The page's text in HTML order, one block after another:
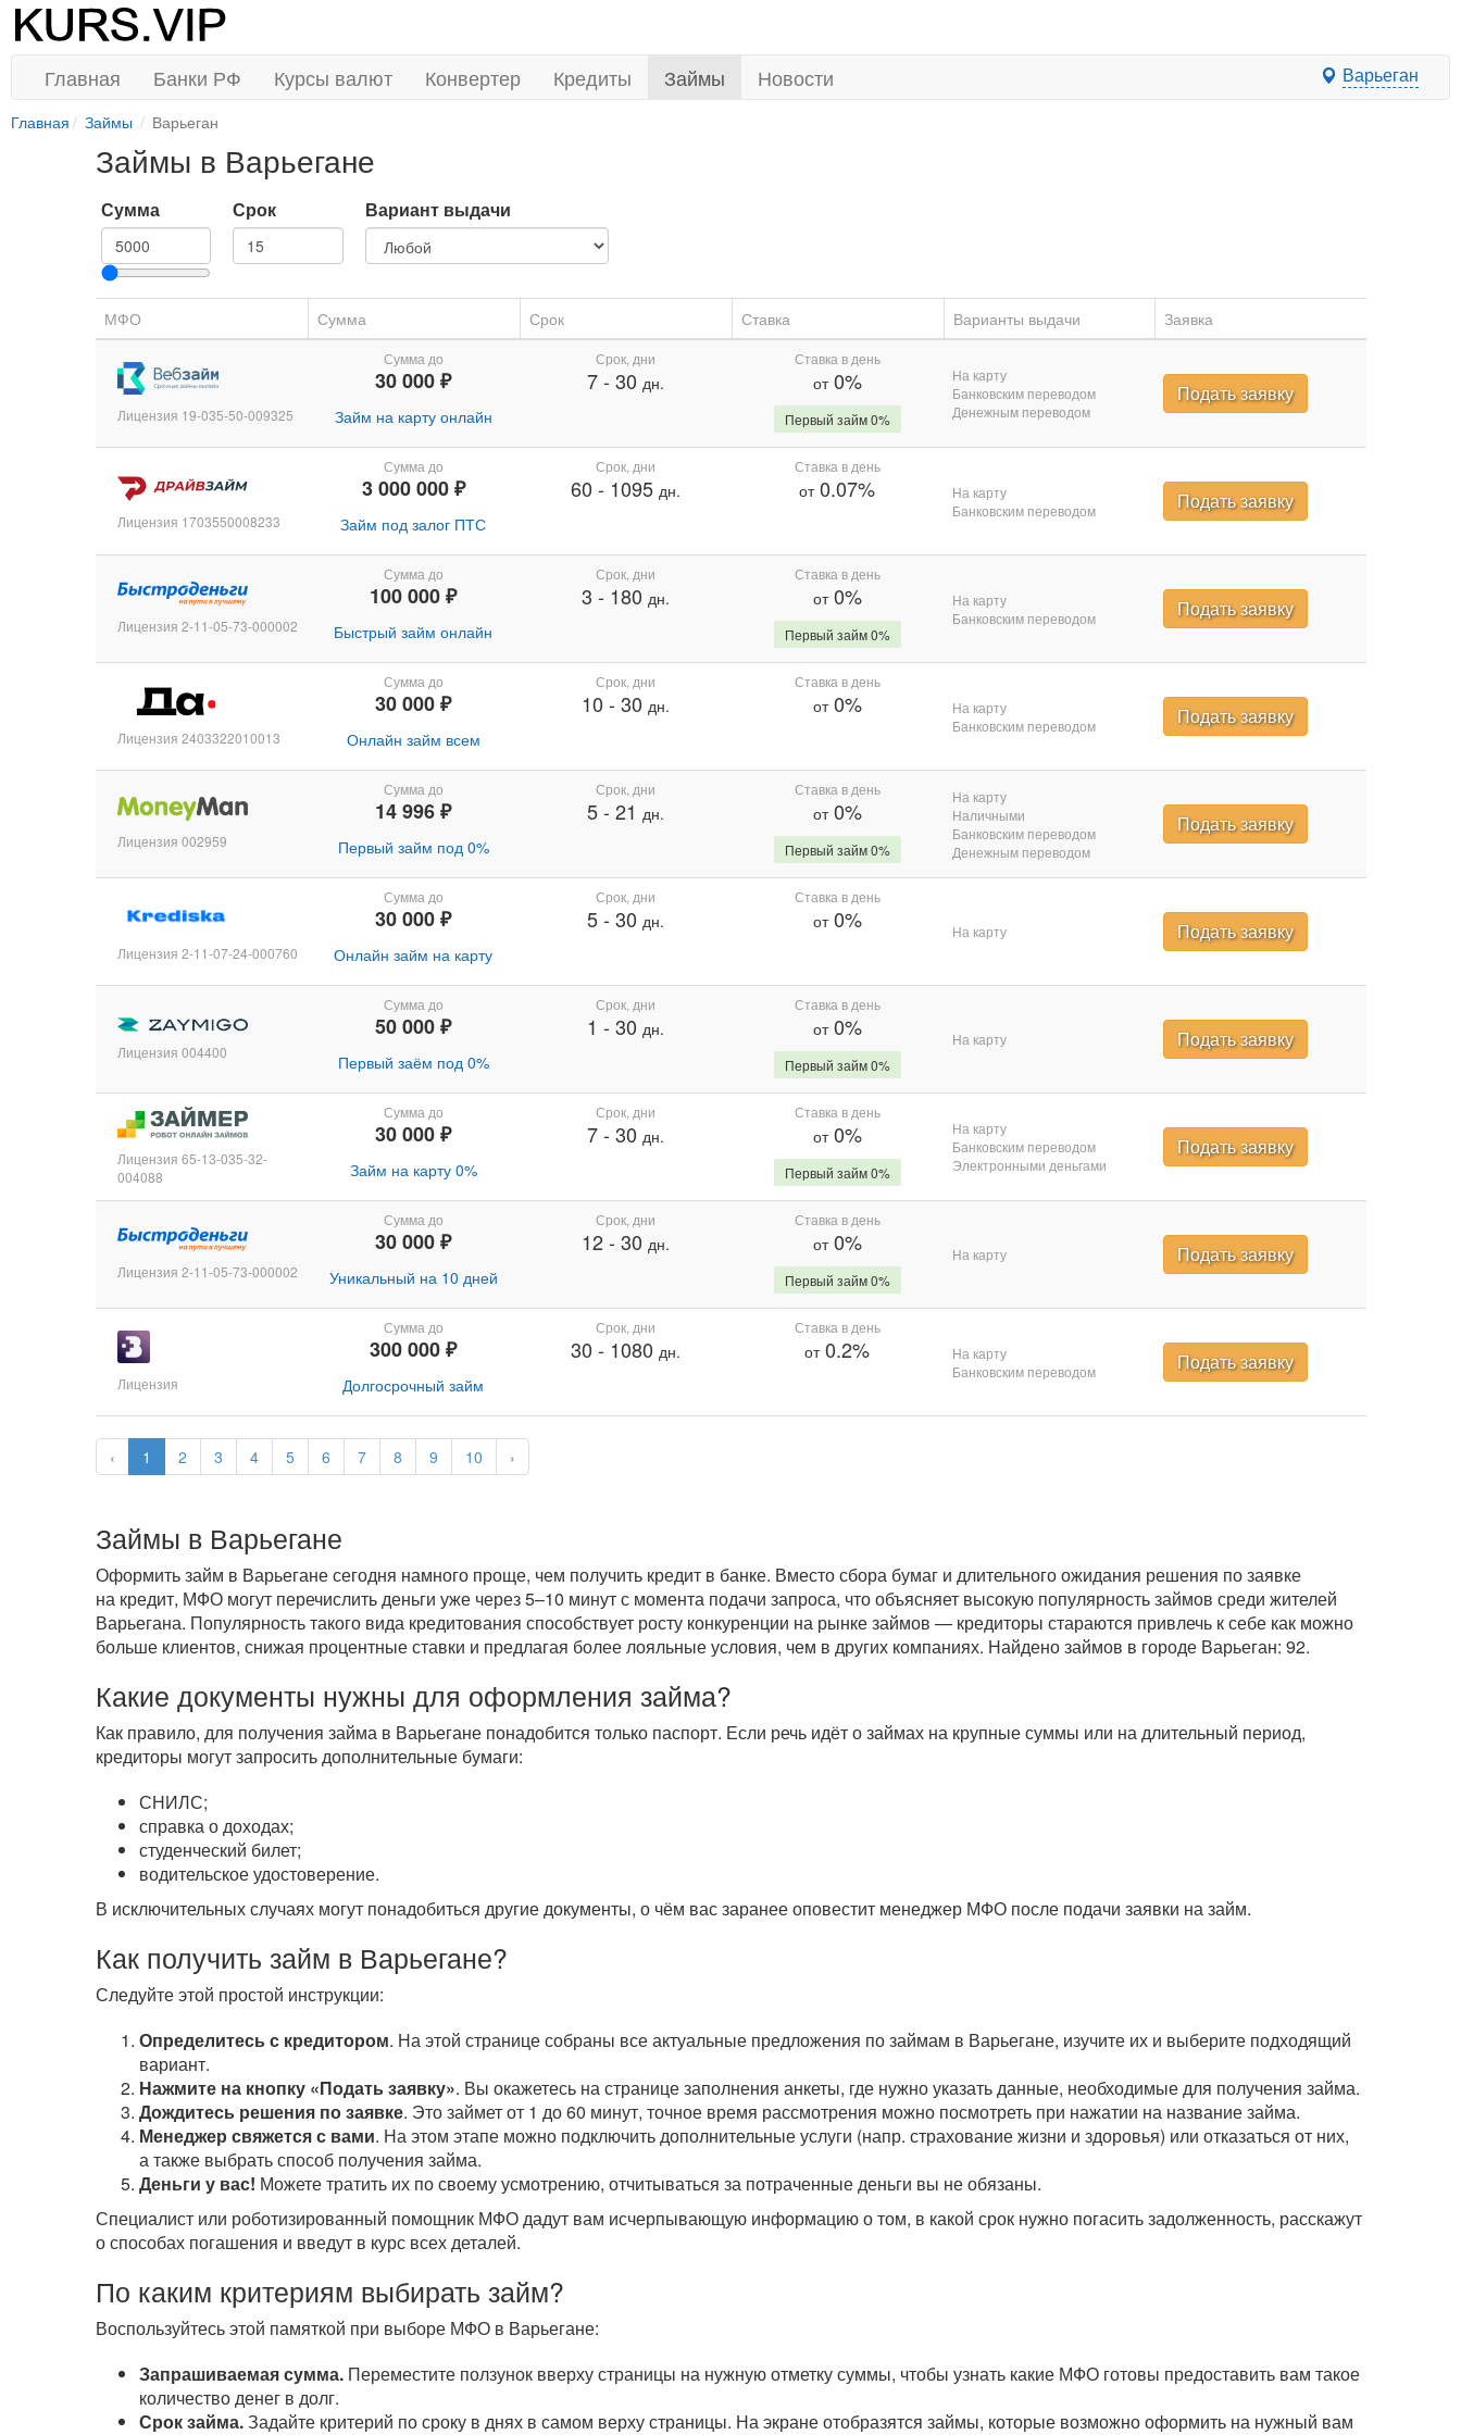
Главная Банки РФ Курсы валют Конвертер Кредиты Займы Новости Варьеган
Главная Займы Варьеган
Займы в Варьегане
Сумма Срок Вариант выдачи
МФО Сумма Срок Ставка Варианты выдачи Заявка
‹ 1 2 3 4 5 6 7 8 9 10 ›
Лицензия 19-035-50-009325
Сумма до
30 000 ₽
Займ на карту онлайн
Срок, дни
7- 30 дн.
Ставка в день
от0%
Первый займ 0%
На карту
Банковским переводом
Денежным переводом
Подать заявку
Лицензия 1703550008233
Сумма до
3 000 000 ₽
Займ под залог ПТС
Срок, дни
60 - 1095 дн.
Ставка в день
от0.07%
На карту
Банковским переводом
Подать заявку
Лицензия 2-11-05-73-000002
Сумма до
100 000 ₽
Быстрый займ онлайн
Срок, дни
3 - 180 дн.
Ставка в день
от0%
Первый займ 0%
На карту
Банковским переводом
Подать заявку
Лицензия 2403322010013
Сумма до
30 000 ₽
Онлайн займ всем
Срок, дни
10 - 30 дн.
Ставка в день
от0%
На карту
Банковским переводом
Подать заявку
Лицензия 002959
Сумма до
14 996 ₽
Первый займ под 0%
Срок, дни
5- 21 дн.
Ставка в день
от0%
Первый займ 0%
На карту
Наличными
Банковским переводом
Денежным переводом
Подать заявку
Лицензия 2-11-07-24-000760
Сумма до
30 000 ₽
Онлайн займ на карту
Срок, дни
5- 30 дн.
Ставка в день
от0% На карту Подать заявку
Лицензия 004400
Сумма до
50 000 ₽
Первый заём под 0%
Срок, дни
1 - 30 дн.
Ставка в день
от0%
Первый займ 0%
На карту Подать заявку
Лицензия 65-13-035-32-
004088
Сумма до
30 000 ₽
Займ на карту 0%
Срок, дни
7- 30 дн.
Ставка в день
от0%
Первый займ 0%
На карту
Банковским переводом
Электронными деньгами
Подать заявку
Лицензия 2-11-05-73-000002
Сумма до
30 000 ₽
Уникальный на 10 дней
Срок, дни
12- 30 дн.
Ставка в день
от0%
Первый займ 0%
На карту Подать заявку
Лицензия
Сумма до
300 000 ₽
Долгосрочный займ
Срок, дни
30 - 1080 дн.
Ставка в день
от0.2%
На карту
Банковским переводом
Подать заявку
Займы в Варьегане
Оформить займ в Варьегане сегодня намного проще, чем получить кредит в банке. Вместо сбора бумаг и длительного ожидания решения по заявке
на кредит, МФО могут перечислить деньги уже через 5–10 минут с момента подачи запроса, что объясняет высокую популярность займов среди жителей
Варьегана. Популярность такого вида кредитования способствует росту конкуренции на рынке займов — кредиторы стараются привлечь к себе как можно
больше клиентов, снижая процентные ставки и предлагая более лояльные условия, чем в других компаниях. Найдено займов в городе Варьеган: 92.
Какие документы нужны для оформления займа?
Как правило, для получения займа в Варьегане понадобится только паспорт. Если речь идёт о займах на крупные суммы или на длительный период,
кредиторы могут запросить дополнительные бумаги:
СНИЛС;
справка о доходах;
студенческий билет;
водительское удостоверение.
В исключительных случаях могут понадобиться другие документы, о чём вас заранее оповестит менеджер МФО после подачи заявки на займ.
Как получить займ в Варьегане?
Следуйте этой простой инструкции:
Определитесь с кредитором. На этой странице собраны все актуальные предложения по займам в Варьегане, изучите их и выберите подходящий
вариант.
Нажмите на кнопку «Подать заявку». Вы окажетесь на странице заполнения анкеты, где нужно указать данные, необходимые для получения займа.
Дождитесь решения по заявке. Это займет от 1 до 60 минут, точное время рассмотрения можно посмотреть при нажатии на название займа.
Менеджер свяжется с вами. На этом этапе можно подключить дополнительные услуги (напр. страхование жизни и здоровья) или отказаться от них,
а также выбрать способ получения займа.
Деньги у вас! Можете тратить их по своему усмотрению, отчитываться за потраченные деньги вы не обязаны.
Специалист или роботизированный помощник МФО дадут вам исчерпывающую информацию о том, в какой срок нужно погасить задолженность, расскажут
о способах погашения и введут в курс всех деталей.
По каким критериям выбирать займ?
Воспользуйтесь этой памяткой при выборе МФО в Варьегане:
Запрашиваемая сумма.Переместите ползунок вверху страницы на нужную отметку суммы, чтобы узнать какие МФО готовы предоставить вам такое
количество денег в долг.
Срок займа.Задайте критерий по сроку в днях в самом верху страницы. На экране отобразятся займы, которые возможно оформить на нужный вам